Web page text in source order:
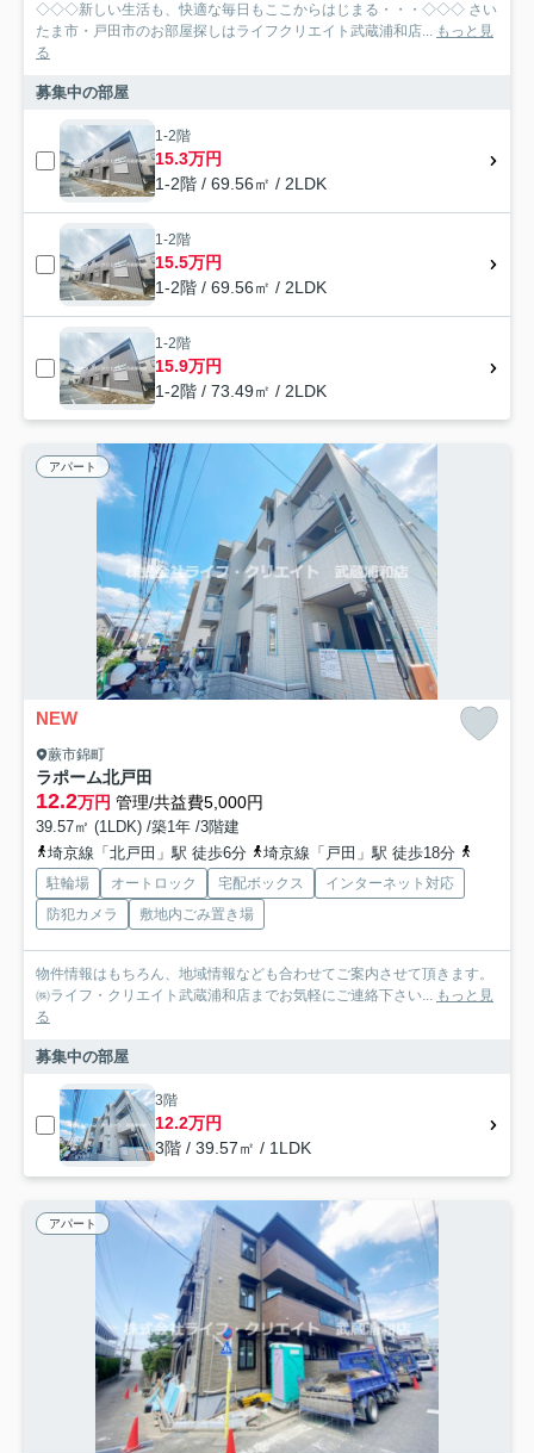
◇◇◇新しい生活も、快適な毎日もここからはじまる・・・◇◇◇ さい
たま市・戸田市のお部屋探しはライフクリエイト武蔵浦和店... もっと見
る
募集中の部屋
1-2階
15.3万円
1-2階 / 69.56㎡ / 2LDK
1-2階
15.5万円
1-2階 / 69.56㎡ / 2LDK
1-2階
15.9万円
1-2階 / 73.49㎡ / 2LDK
アパート
NEW
蕨市錦町
ラポーム北戸田
12.2万円 管理/共益費5,000円
39.57㎡ (1LDK) /築1年 /3階建
埼京線「北戸田」駅 徒歩6分
埼京線「戸田」駅 徒歩18分
駐輪場 オートロック 宅配ボックス
インターネット対応
防犯カメラ
敷地内ごみ置き場
物件情報はもちろん、地域情報なども合わせてご案内させて頂きます。
㈱ライフ・クリエイト武蔵浦和店までお気軽にご連絡下さい... もっと見
る
募集中の部屋
3階
12.2万円
3階 / 39.57㎡ / 1LDK
アパート